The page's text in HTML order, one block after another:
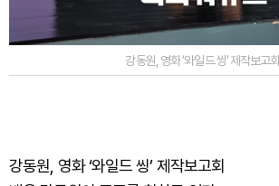
강동원, 영화 ‘와일드 씽’ 제작보고회
강동원, 영화 ‘와일드 씽’ 제작보고회